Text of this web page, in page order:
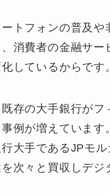
トフォンの普及や
消費者の金融サー
しているからです。
存の大手銀行がフ
例が増えています
大手であるJPモル
次々と買収しデジ